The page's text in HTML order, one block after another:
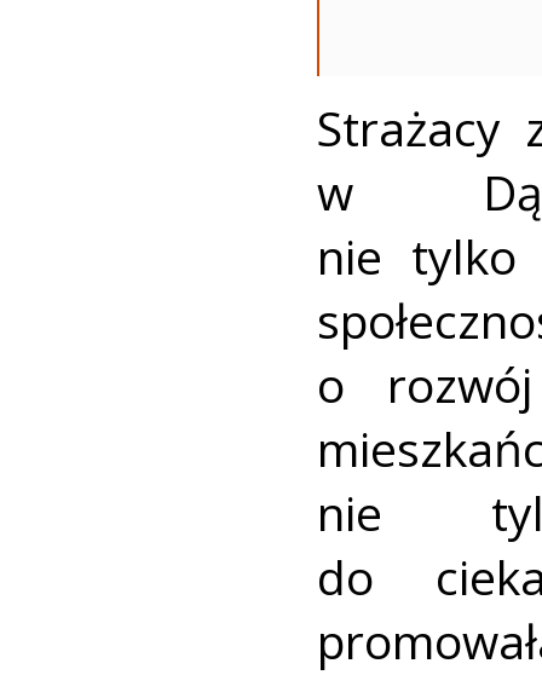
Strażacy
w
nie tylko
o rozwój
nie
do